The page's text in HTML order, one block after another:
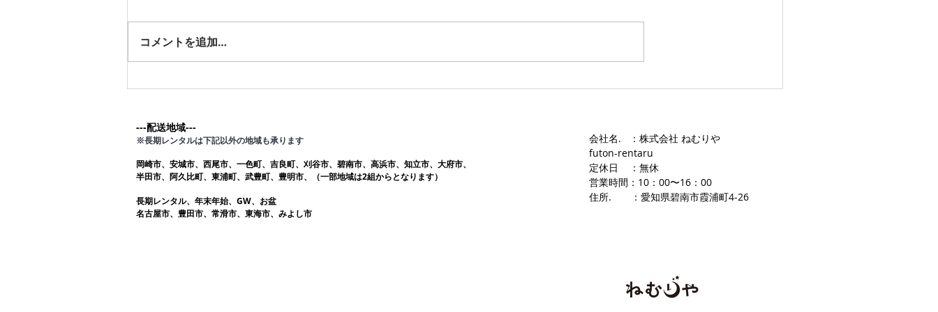
す。愛知ふとんレンタル ねむり
や
コメントを追加…
---配送地域---​
※長期レンタルは下記以外の地域も承ります
岡崎市、安城市、西尾市、一色町、吉良町、刈谷市、碧南市、高浜市、知立市、大府市​、
半田市、阿久比町、東浦町、武豊町、豊明市、（一部地域は2組からとなります）
長期レンタル、年末年始、GW、お盆
名古屋市、豊田市、常滑市、東海市、みよし市
会社名. ：株式会社 ねむりや
futon-rentaru
定休日 ：無休
営業時間：10：00〜16 ：00
​住所. ：愛知県碧南市霞浦町4-2​6